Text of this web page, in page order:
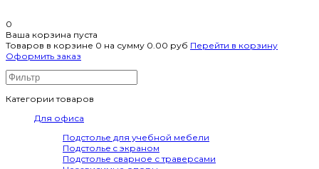
0
Ваша корзина пуста
Товаров в корзине 0 на сумму 0.00 руб Перейти в корзину
Оформить заказ
Категории товаров
Для офиса
Подстолье для учебной мебели
Подстолье c экраном
Подстолье сварное с траверсами